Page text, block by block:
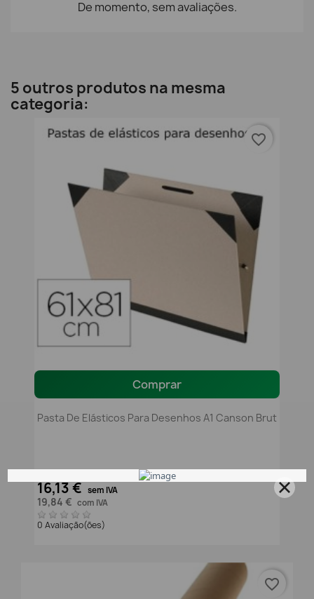
De momento, sem avaliações.
5 outros produtos na mesma
categoria:
Comprar
Pasta De Elásticos Para Desenhos A1 Canson Brut
16,13 € sem IVA
19,84 € com IVA
0 Avaliação(ões)
favorite_border
favorite_border